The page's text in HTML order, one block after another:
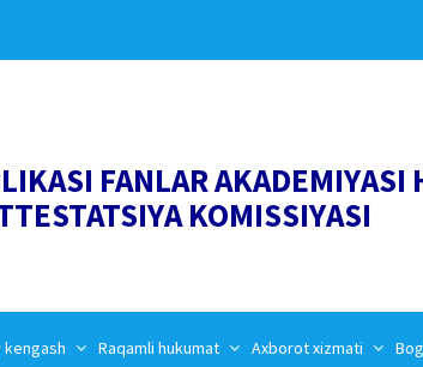
FANLAR AKADEMIYASI
KOMISSIYASI
kengash Raqamli hukumat Axborot xizmati